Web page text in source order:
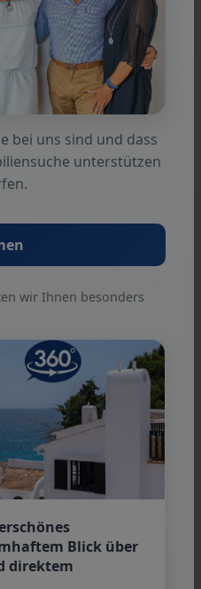
Informationen beruhen
bzw. der
und
kann keine Gewähr
werden. Ein
sind vorbehalten.
der Immobilie.
Durch weitere
Leistungen erklären
bei uns sind und dass
unterstützen
wir Ihnen besonders
Blick über
direktem